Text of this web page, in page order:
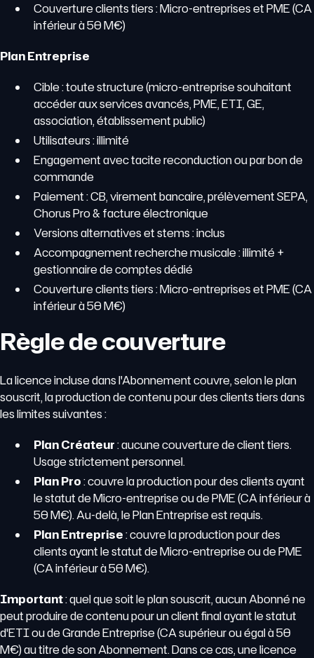
Couverture clients tiers : Micro-entreprises et PME (CA
inférieur à 50 M€)
Plan Entreprise
Cible : toute structure (micro-entreprise souhaitant
accéder aux services avancés, PME, ETI, GE,
association, établissement public)
Utilisateurs : illimité
Engagement avec tacite reconduction ou par bon de
commande
Paiement : CB, virement bancaire, prélèvement SEPA,
Chorus Pro & facture électronique
Versions alternatives et stems : inclus
Accompagnement recherche musicale : illimité +
gestionnaire de comptes dédié
Couverture clients tiers : Micro-entreprises et PME (CA
inférieur à 50 M€)
Règle de couverture
La licence incluse dans l'Abonnement couvre, selon le plan
souscrit, la production de contenu pour des clients tiers dans
les limites suivantes :
Plan Créateur: aucune couverture de client tiers.
Usage strictement personnel.
Plan Pro: couvre la production pour des clients ayant
le statut de Micro-entreprise ou de PME (CA inférieur à
50 M€). Au-delà, le Plan Entreprise est requis.
Plan Entreprise: couvre la production pour des
clients ayant le statut de Micro-entreprise ou de PME
(CA inférieur à 50 M€).
Important: quel que soit le plan souscrit, aucun Abonné ne
peut produire de contenu pour un client final ayant le statut
d'ETI ou de Grande Entreprise (CA supérieur ou égal à 50
M€) au titre de son Abonnement. Dans ce cas, une licence